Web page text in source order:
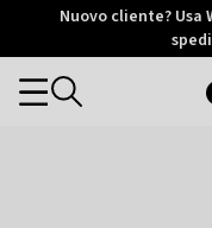
Otrium
Trustpilot
Nuovo cliente? Usa
Categories